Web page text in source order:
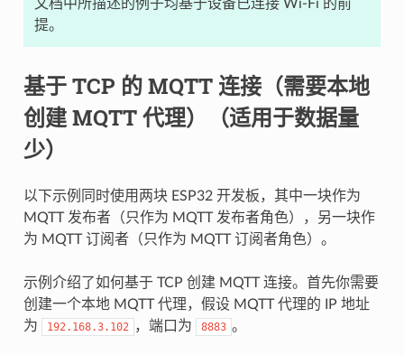
文档中所描述的例子均基于设备已连接 Wi-Fi 的前
提。
基于 TCP 的 MQTT 连接（需要本地
创建 MQTT 代理）（适用于数据量
少）
以下示例同时使用两块 ESP32 开发板，其中一块作为
MQTT 发布者（只作为 MQTT 发布者角色），另一块作
为 MQTT 订阅者（只作为 MQTT 订阅者角色）。
示例介绍了如何基于 TCP 创建 MQTT 连接。首先你需要
创建一个本地 MQTT 代理，假设 MQTT 代理的 IP 地址
为
192.168.3.102 ，端口为 8883 。